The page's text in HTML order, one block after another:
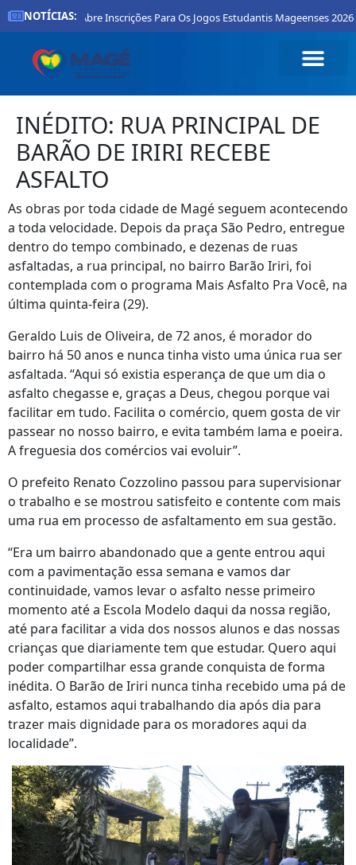
NOTÍCIAS:
De Magé Abre Inscrições Para Os Jogos Estudantis Mageenses 2026
INÉDITO: RUA PRINCIPAL DE
BARÃO DE IRIRI RECEBE
ASFALTO
As obras por toda cidade de Magé seguem acontecendo
a toda velocidade. Depois da praça São Pedro, entregue
dentro do tempo combinado, e dezenas de ruas
asfaltadas, a rua principal, no bairro Barão Iriri, foi
contemplada com o programa Mais Asfalto Pra Você, na
última quinta-feira (29).
Geraldo Luis de Oliveira, de 72 anos, é morador do
bairro há 50 anos e nunca tinha visto uma única rua ser
asfaltada. “Aqui só existia esperança de que um dia o
asfalto chegasse e, graças a Deus, chegou porque vai
facilitar em tudo. Facilita o comércio, quem gosta de vir
passear no nosso bairro, e evita também lama e poeira.
A freguesia dos comércios vai evoluir”.
O prefeito Renato Cozzolino passou para supervisionar
o trabalho e se mostrou satisfeito e contente com mais
uma rua em processo de asfaltamento em sua gestão.
“Era um bairro abandonado que a gente entrou aqui
com a pavimentação essa semana e vamos dar
continuidade, vamos levar o asfalto nesse primeiro
momento até a Escola Modelo daqui da nossa região,
até para facilitar a vida dos nossos alunos e das nossas
crianças que diariamente tem que estudar. Quero aqui
poder compartilhar essa grande conquista de forma
inédita. O Barão de Iriri nunca tinha recebido uma pá de
asfalto, estamos aqui trabalhando dia após dia para
trazer mais dignidade para os moradores aqui da
localidade”.